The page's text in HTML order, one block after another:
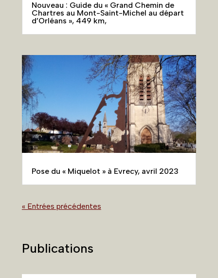
Nouveau : Guide du « Grand Chemin de
Chartres au Mont-Saint-Michel au départ
d’Orléans », 449 km,
Pose du « Miquelot » à Evrecy, avril 2023
« Entrées précédentes
Publications